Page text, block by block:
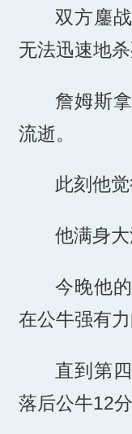
双方鏖
无法迅速地杀
詹姆斯
流逝。
此刻他
他满身
今晚他
在公牛强有
直到第
落后公牛12分